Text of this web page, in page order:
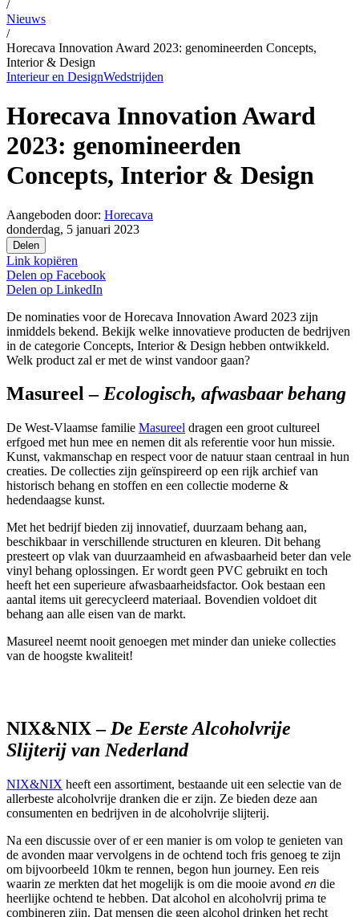
/
Nieuws
/
Horecava Innovation Award 2023: genomineerden Concepts,
Interior & Design
Interieur en DesignWedstrijden
Horecava Innovation Award
2023: genomineerden
Concepts, Interior & Design
Aangeboden door: Horecava
donderdag, 5 januari 2023
Delen
Link kopiëren
Delen op Facebook
Delen op LinkedIn
De nominaties voor de Horecava Innovation Award 2023 zijn
inmiddels bekend. Bekijk welke innovatieve producten de bedrijven
in de categorie Concepts, Interior & Design hebben ontwikkeld.
Welk product zal er met de winst vandoor gaan?
Masureel –Ecologisch, afwasbaar behang
De West-Vlaamse familie Masureel dragen een groot cultureel
erfgoed met hun mee en nemen dit als referentie voor hun missie.
Kunst, vakmanschap en respect voor de natuur staan centraal in hun
creaties. De collecties zijn geïnspireerd op een rijk archief van
historisch behang en stoffen en een collectie moderne &
hedendaagse kunst.
Met het bedrijf bieden zij innovatief, duurzaam behang aan,
beschikbaar in verschillende structuren en kleuren. Dit behang
presteert op vlak van duurzaamheid en afwasbaarheid beter dan vele
vinyl behang oplossingen. Er wordt geen PVC gebruikt en toch
heeft het een superieure afwasbaarheidsfactor. Ook bestaan een
aantal items uit gerecycleerd materiaal. Bovendien voldoet dit
behang aan alle eisen van de markt.
Masureel neemt nooit genoegen met minder dan unieke collecties
van de hoogste kwaliteit!
NIX&NIX –De Eerste Alcoholvrije
Slijterij van Nederland
NIX&NIX heeft een assortiment, bestaande uit een selectie van de
allerbeste alcoholvrije dranken die er zijn. Ze bieden deze aan
consumenten en bedrijven in de alcoholvrije slijterij.
Na een discussie over of er een manier is om volop te genieten van
de avonden maar vervolgens in de ochtend toch fris genoeg te zijn
om bijvoorbeeld 10km te rennen, begon hun journey. Een reis
waarin ze merkten dat het mogelijk is om die mooie avond en die
heerlijke ochtend te hebben. Dat alcohol en alcoholvrij prima te
combineren zijn. Dat mensen die geen alcohol drinken het recht